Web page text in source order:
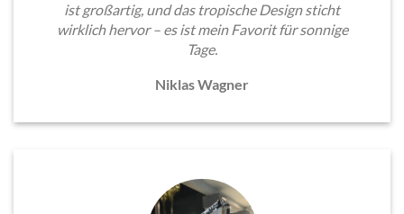
ist großartig, und das tropische Design sticht
wirklich hervor – es ist mein Favorit für sonnige
Tage.
Niklas Wagner